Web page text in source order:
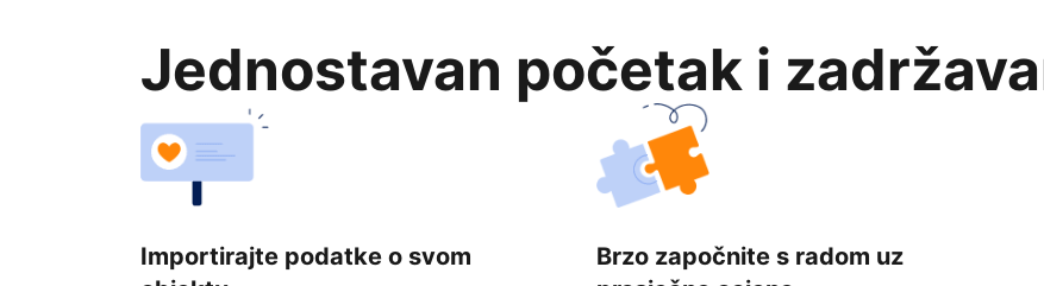
Jednostavan početak i
Importirajte podatke o svom
Brzo započnite s radom uz